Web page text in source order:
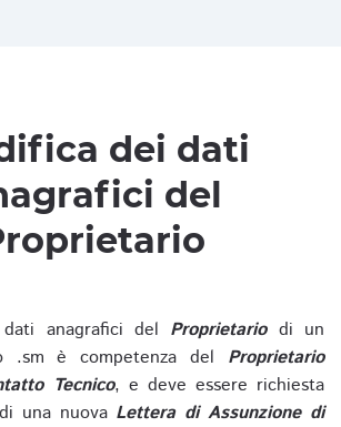
dei dati
del
anagrafici del Proprietariodi un
.sm è competenza del Proprietario
Tecnico, e deve essere richiesta
una nuova Lettera di Assunzione di